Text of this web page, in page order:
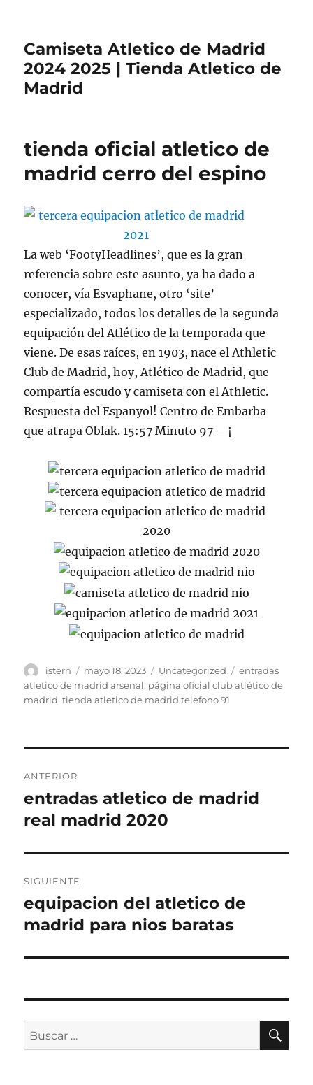
Camiseta Atletico de Madrid
2024 2025 | Tienda Atletico de
Madrid
tienda oficial atletico de
madrid cerro del espino
La web ‘FootyHeadlines’, que es la gran
referencia sobre este asunto, ya ha dado a
conocer, vía Esvaphane, otro ‘site’
especializado, todos los detalles de la segunda
equipación del Atlético de la temporada que
viene. De esas raíces, en 1903, nace el Athletic
Club de Madrid, hoy, Atlético de Madrid, que
compartía escudo y camiseta con el Athletic.
Respuesta del Espanyol! Centro de Embarba
que atrapa Oblak. 15:57 Minuto 97 – ¡
Autor
istern
Publicado
el
mayo 18, 2023 Categorías
Uncategorized Etiquetas
entradas
atletico de madrid arsenal, página oficial club atlético de
madrid,tienda atletico de madrid telefono 91
de
entradas
ANTERIOR
Entrada
anterior:
entradas atletico de madrid
real madrid 2020
SIGUIENTE
Entrada
siguiente:
equipacion del atletico de
madrid para nios baratas
Buscar
por: